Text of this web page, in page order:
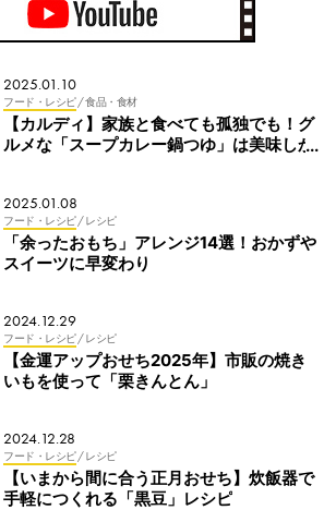
2025.01.10
フード・レシピ/ 食品・食材
【カルディ】家族と食べても孤独でも！グ
ルメな「スープカレー鍋つゆ」は美味しか
2025.01.08
フード・レシピ/ レシピ
「余ったおもち」アレンジ14選！おかずや
スイーツに早変わり
2024.12.29
フード・レシピ/ レシピ
【金運アップおせち2025年】市販の焼き
いもを使って「栗きんとん」
2024.12.28
フード・レシピ/ レシピ
【いまから間に合う正月おせち】炊飯器で
手軽につくれる「黒豆」レシピ